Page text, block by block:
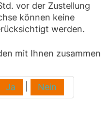
vor der Zustellung
können keine
werden.
mit Ihnen zusammen
Ja Nein